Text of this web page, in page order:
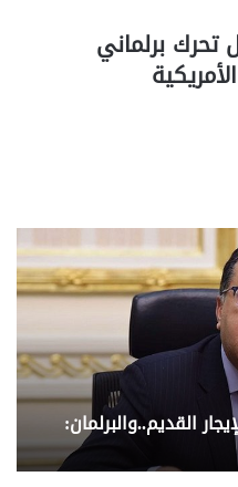
برلماني
القديم..والبرلمان:
..
من